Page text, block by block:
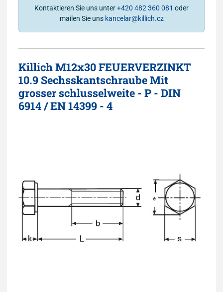
Kontaktieren Sie uns unter+420 482 360 081 oder
mailen Sie uns kancelar@killich.cz
Killich M12x30 FEUERVERZINKT
10.9 Sechsskantschraube Mit
grosser schlusselweite - P - DIN
6914 / EN 14399 - 4